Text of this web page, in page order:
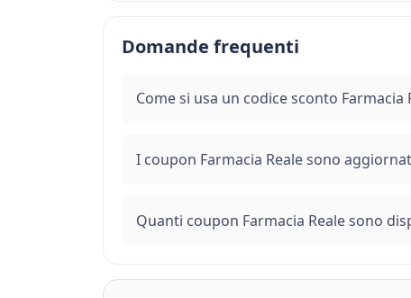
Domande frequenti
Come si usa un codice sconto Farmacia
I coupon Farmacia Reale sono
Quanti coupon Farmacia Reale sono